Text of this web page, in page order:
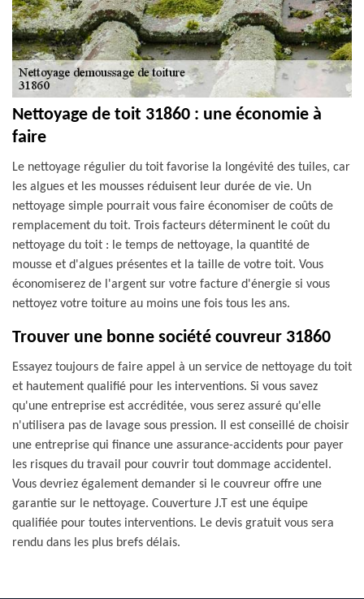
Nettoyage de toit 31860 : une économie à
faire
Le nettoyage régulier du toit favorise la longévité des tuiles, car
les algues et les mousses réduisent leur durée de vie. Un
nettoyage simple pourrait vous faire économiser de coûts de
remplacement du toit. Trois facteurs déterminent le coût du
nettoyage du toit : le temps de nettoyage, la quantité de
mousse et d'algues présentes et la taille de votre toit. Vous
économiserez de l'argent sur votre facture d'énergie si vous
nettoyez votre toiture au moins une fois tous les ans.
Trouver une bonne société couvreur 31860
Essayez toujours de faire appel à un service de nettoyage du toit
et hautement qualifié pour les interventions. Si vous savez
qu'une entreprise est accréditée, vous serez assuré qu'elle
n'utilisera pas de lavage sous pression. Il est conseillé de choisir
une entreprise qui finance une assurance-accidents pour payer
les risques du travail pour couvrir tout dommage accidentel.
Vous devriez également demander si le couvreur offre une
garantie sur le nettoyage. Couverture J.T est une équipe
qualifiée pour toutes interventions. Le devis gratuit vous sera
rendu dans les plus brefs délais.